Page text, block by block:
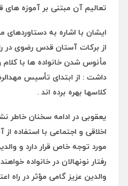
تعالیم آن مبتنی بر آموزه
ایشان با اشاره به دستاوردهای
از برکات آستان قدس رضوی در
مأنوس شدن خانواده ها با
کلاسها بهره برده اند .
یعقوبی در ادامه سخنان خاطر
اخلاقی و اجتماعی با استفاده
مورد توجه خاص قرار دارد و
رفتار نونهالان در خانواده
والدین عزیز گامی مؤثر در راه